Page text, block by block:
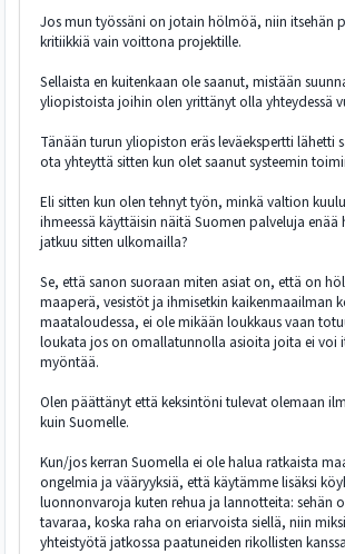
Jos mun työssäni on jotain hölmöä, niin itsehän
kritiikkiä vain voittona projektille.
Sellaista en kuitenkaan ole saanut, mistään
yliopistoista joihin olen yrittänyt olla yhteydessä
Tänään turun yliopiston eräs leväekspertti lähetti
ota yhteyttä sitten kun olet saanut systeemin
Eli sitten kun olen tehnyt työn, minkä valtion
ihmeessä käyttäisin näitä Suomen palveluja enää
jatkuu sitten ulkomailla?
Se, että sanon suoraan miten asiat on, että on
maaperä, vesistöt ja ihmisetkin kaikenmaailman
maataloudessa, ei ole mikään loukkaus vaan
loukata jos on omallatunnolla asioita joita ei voi
myöntää.
Olen päättänyt että keksintöni tulevat olemaan
kuin Suomelle.
Kun/jos kerran Suomella ei ole halua ratkaista
ongelmia ja vääryyksiä, että käytämme lisäksi
luonnonvaroja kuten rehua ja lannotteita: sehän
tavaraa, koska raha on eriarvoista siellä, niin
yhteistyötä jatkossa paatuneiden rikollisten